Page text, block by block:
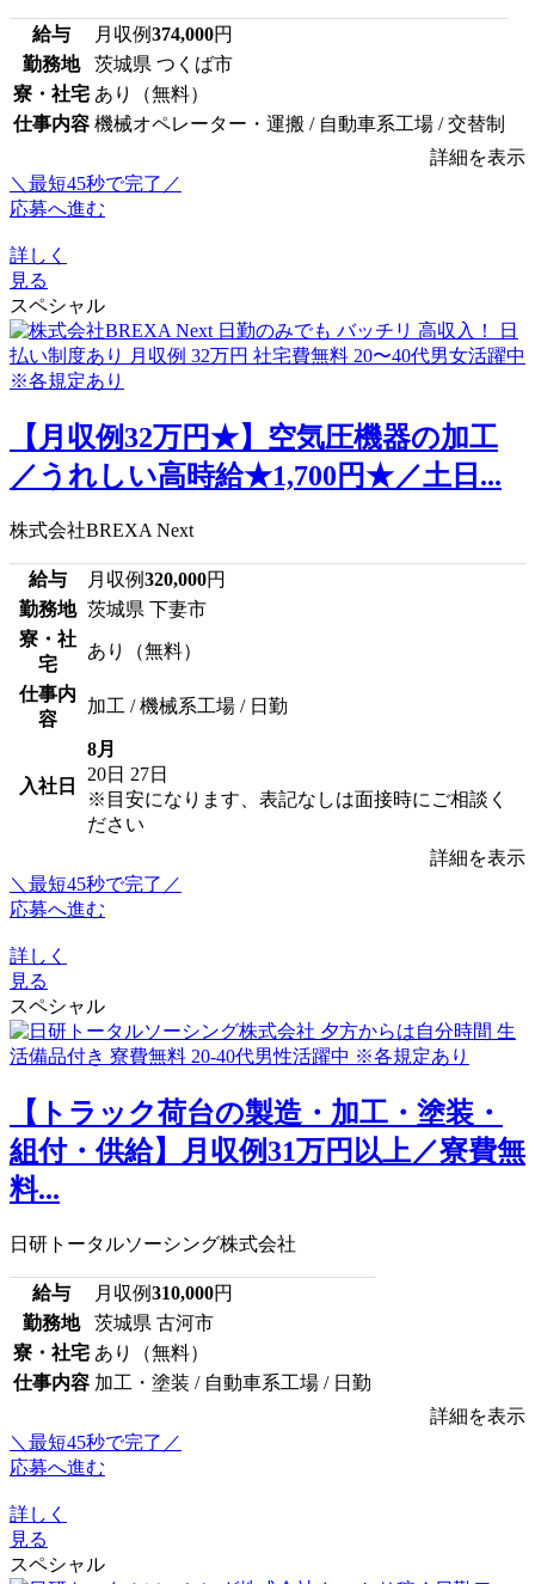
給与 月収例374,000円
勤務地
茨城県 つくば市
寮・社宅 あり（無料）
仕事内容 機械オペレーター・運搬 / 自動車系工場 / 交替制
詳細を表示
＼最短45秒で完了／
応募へ進む
詳しく
見る
スペシャル
【月収例32万円★】空気圧機器の加工
／うれしい高時給★1,700円★／土日...
株式会社BREXA Next
給与 月収例320,000円
勤務地 茨城県 下妻市
寮・社
宅
あり（無料）
仕事内
容
加工 / 機械系工場 / 日勤
入社日
8月
20日 27日
※目安になります、表記なしは面接時にご相談く
ださい
詳細を表示
＼最短45秒で完了／
応募へ進む
詳しく
見る
スペシャル
【トラック荷台の製造・加工・塗装・
組付・供給】月収例31万円以上／寮費無
料...
日研トータルソーシング株式会社
給与 月収例310,000円
勤務地
茨城県 古河市
寮・社宅 あり（無料）
仕事内容 加工・塗装 / 自動車系工場 / 日勤
詳細を表示
＼最短45秒で完了／
応募へ進む
詳しく
見る
スペシャル